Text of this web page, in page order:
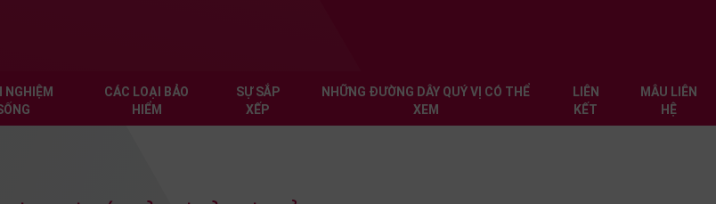
NGHIỆM
CÁC LOẠI BẢO
HIỂM
SỰ SẮP
XẾP
NHỮNG ĐƯỜNG DÂY QUÝ VỊ CÓ THỂ
XEM
LIÊN
KẾT
MÂU LIÊN
HỆ